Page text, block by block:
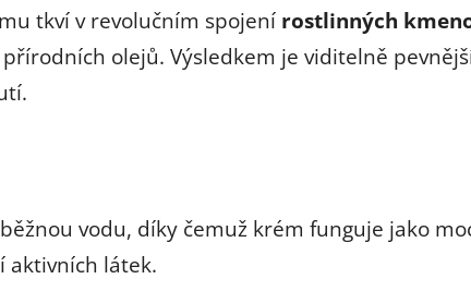
tkví v revolučním spojení rostlinných
olejů. Výsledkem je viditelně
vodu, díky čemuž krém funguje jako
aktivních látek.